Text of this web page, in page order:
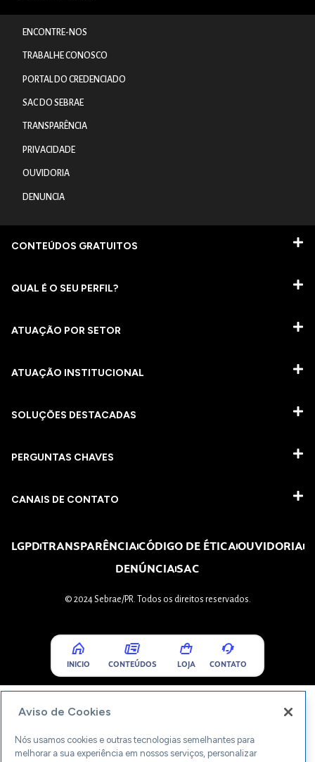
ENCONTRE-NOS
TRABALHE CONOSCO
PORTAL DO CREDENCIADO
SAC DO SEBRAE
TRANSPARÊNCIA
PRIVACIDADE
OUVIDORIA
DENUNCIA
CONTEÚDOS GRATUITOS
QUAL É O SEU PERFIL?
ATUAÇÃO POR SETOR
ATUAÇÃO INSTITUCIONAL
SOLUÇÕES DESTACADAS
PERGUNTAS CHAVES​
CANAIS DE CONTATO
LGPDTRANSPARÊNCIACÓDIGO DE ÉTICAOUVIDORIA
DENÚNCIASAC
© 2024 Sebrae/PR. Todos os direitos reservados.
INICIO CONTEÚDOS LOJA CONTATO
Aviso de Cookies
Nós usamos cookies e outras tecnologias semelhantes para
melhorar a sua experiência em nossos serviços, personalizar